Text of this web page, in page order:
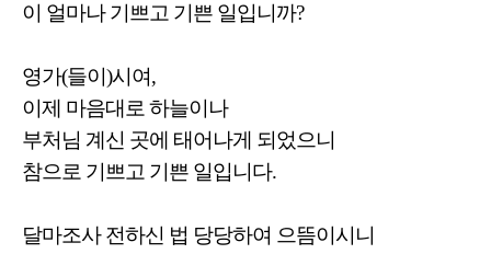
이 얼마나 기쁘고 기쁜 일입니까?
영가(들이)시여,
이제 마음대로 하늘이나
부처님 계신 곳에 태어나게 되었으니
참으로 기쁘고 기쁜 일입니다.
달마조사 전하신 법 당당하여 으뜸이시니